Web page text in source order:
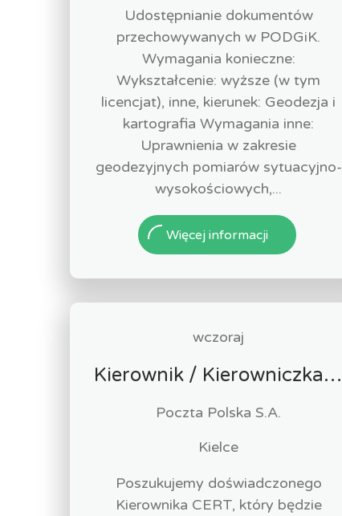
Udostępnianie dokumentów
przechowywanych w PODGiK.
Wymagania konieczne:
Wykształcenie: wyższe (w tym
licencjat), inne, kierunek: Geodezja i
kartografia Wymagania inne:
Uprawnienia w zakresie
geodezyjnych pomiarów sytuacyjno-
wysokościowych,...
Więcej informacji
wczoraj
Kierownik / Kierowniczka CERT
Poczta Polska S.A.
Kielce
Poszukujemy doświadczonego
Kierownika CERT, który będzie